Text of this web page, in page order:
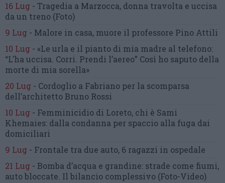
16 Lug - Tragedia a Marzocca, donna travolta e uccisa
da un treno (Foto)
9 Lug - Malore in casa, muore il professore Pino Attili
10 Lug - «Le urla e il pianto di mia madre al telefono:
“L’ha uccisa. Corri. Prendi l’aereo” Così ho saputo della
morte di mia sorella»
20 Lug - Cordoglio a Fabriano per la scomparsa
dell’architetto Bruno Rossi
10 Lug - Femminicidio di Loreto, chi è Sami
Khemaies: dalla condanna per spaccio alla fuga dai
domiciliari
9 Lug - Frontale tra due auto, 6 ragazzi in ospedale
21 Lug - Bomba d’acqua e grandine: strade come fiumi,
auto bloccate. Il bilancio complessivo (Foto-Video)